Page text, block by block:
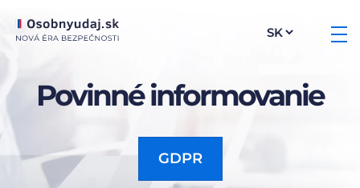
Povinné informovanie
GDPR